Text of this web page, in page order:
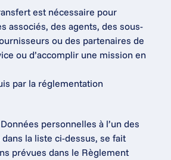
est nécessaire pour
associés, des agents, des sous-
ou des partenaires de
ou d’accomplir une mission en
par la réglementation
personnelles à l’un des
la liste ci-dessus, se fait
prévues dans le Règlement